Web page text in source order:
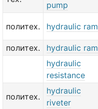
pump
политех. hydraulic ram
политех.
hydraulic ram
hydraulic
resistance
политех.
hydraulic
riveter